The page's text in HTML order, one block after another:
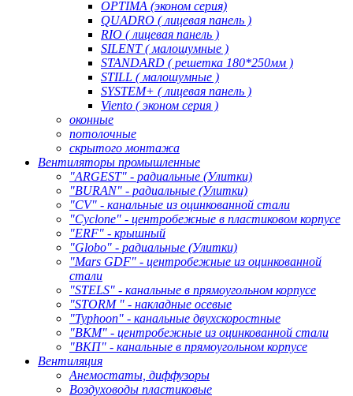
OPTIMA (эконом серия)
QUADRO ( лицевая панель )
RIO ( лицевая панель )
SILENT ( малошумные )
STANDARD ( решетка 180*250мм )
STILL ( малошумные )
SYSTEM+ ( лицевая панель )
Viento ( эконом серия )
оконные
потолочные
скрытого монтажа
Вентиляторы промышленные
"ARGEST" - радиальные (Улитки)
"BURAN" - радиальные (Улитки)
"CV" - канальные из оцинкованной стали
"Cyclone" - центробежные в пластиковом корпусе
"ERF" - крышный
"Globo" - радиальные (Улитки)
"Mars GDF" - центробежные из оцинкованной
стали
"STELS" - канальные в прямоугольном корпусе
"STORM " - накладные осевые
"Typhoon" - канальные двухскоростные
"ВКМ" - центробежные из оцинкованной стали
"ВКП" - канальные в прямоугольном корпусе
Вентиляция
Анемостаты, диффузоры
Воздуховоды пластиковые